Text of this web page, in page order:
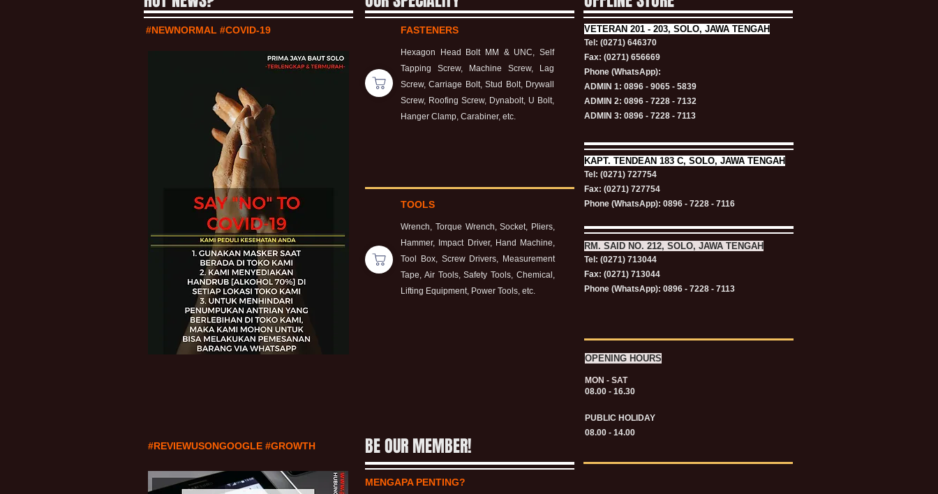
#NEWNORMAL #COVID-19
#REVIEWUSONGOOGLE #GROWTH
FASTENERS
Hexagon Head Bolt MM & UNC, Self
Tapping Screw, Machine Screw, Lag
Screw, Carriage Bolt, Stud Bolt, Drywall
Screw, Roofing Screw, Dynabolt, U Bolt,
Hanger Clamp, Carabiner, etc.
VETERAN 201 - 203, SOLO, JAWA TENGAH
Tel: (0271) 646370
Fax: (0271) 656669
Phone (WhatsApp):
ADMIN 1: 0896 - 9065 - 5839
ADMIN 2: 0896 - 7228 - 7132
ADMIN 3: 0896 - 7228 - 7113
TOOLS
Wrench, Torque Wrench, Socket, Pliers,
Hammer, Impact Driver, Hand Machine,
Tool Box, Screw Drivers, Measurement
Tape, Air Tools, Safety Tools, Chemical,
Lifting Equipment, Power Tools, etc.
KAPT. TENDEAN 183 C, SOLO, JAWA TENGAH
Tel: (0271) 727754
Fax: (0271) 727754
Phone (WhatsApp): 0896 - 7228 - 7116
RM. SAID NO. 212, SOLO, JAWA TENGAH
Tel: (0271) 713044
Fax: (0271) 713044
Phone (WhatsApp): 0896 - 7228 - 7113
BE OUR MEMBER!
OPENING HOURS
MON - SAT
08.00 - 16.30
PUBLIC HOLIDAY
08.00 - 14.00
MENGAPA PENTING?